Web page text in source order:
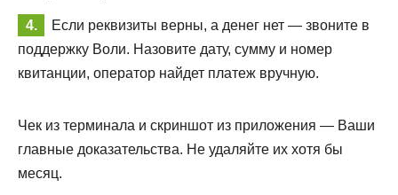
Если реквизиты верны, а денег нет — звоните в
поддержку Воли. Назовите дату, сумму и номер
квитанции, оператор найдет платеж вручную.
Чек из терминала и скриншот из приложения — Ваши
главные доказательства. Не удаляйте их хотя бы
месяц.